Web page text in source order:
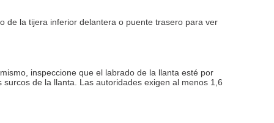
de la tijera inferior delantera o puente trasero para ver
inspeccione que el labrado de la llanta esté por
de la llanta. Las autoridades exigen al menos 1,6